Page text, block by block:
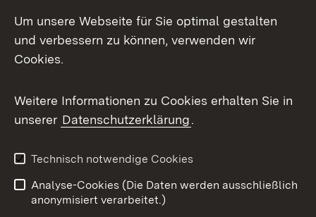
Um unsere Webseite für Sie optimal gestalten
und verbessern zu können, verwenden wir
Cookies.
Weitere Informationen zu Cookies erhalten Sie in
unserer Datenschutzerklärung.
Technisch notwendige Cookies
Analyse-Cookies (Die Daten werden ausschließlich
anonymisiert verarbeitet.)